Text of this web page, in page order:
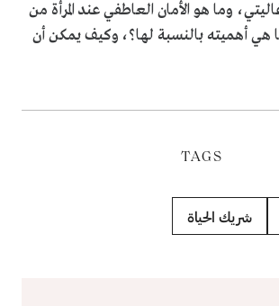
وما هو الأمان العاطفي عند المرأة من
أهميته بالنسبة لها؟، وكيف يمكن أن
TAGS
شريك الحياة